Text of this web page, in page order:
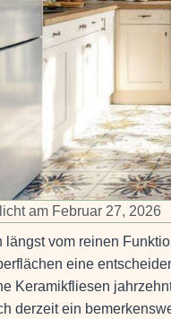
am Februar 27, 2026
längst vom reinen
eine
Keramikfliesen
derzeit ein